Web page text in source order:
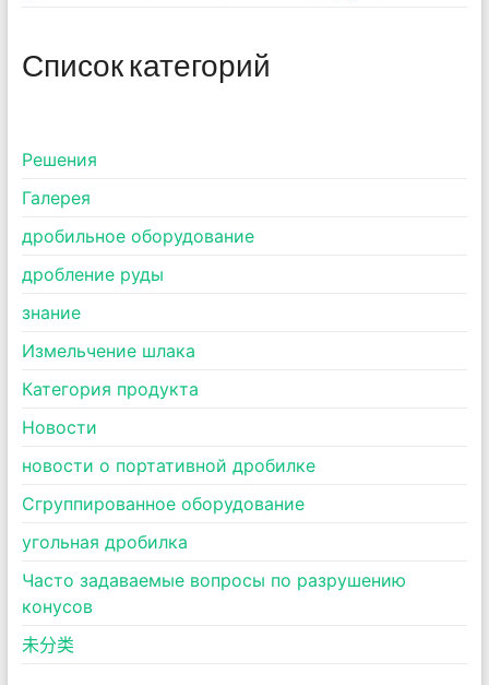
Список категорий
Pешения
Галерея
дробильное оборудование
дробление руды
знание
Измельчение шлака
Категория продукта
Новости
новости о портативной дробилке
Сгруппированное оборудование
угольная дробилка
Часто задаваемые вопросы по разрушению
конусов
未分类